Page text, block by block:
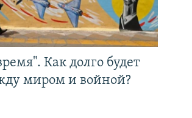
Как долго будет
миром и войной?